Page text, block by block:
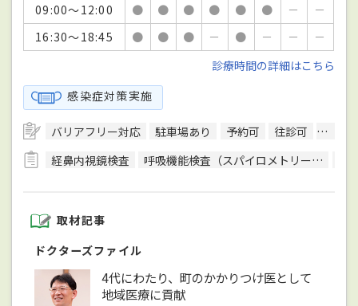
09:00～12:00
● ● ● ● ● ● －
－
16:30～18:45
● ● ● － ● － －
－
診療時間の詳細はこちら
感染症対策実施
バリアフリー対応 駐車場あり 予約可 往診可
訪問
経鼻内視鏡検査
呼吸機能検査（スパイロメトリー）
取材記事
ドクターズファイル
4代にわたり、町のかかりつけ医として
地域医療に貢献